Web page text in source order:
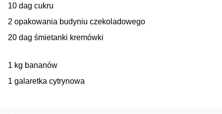
10 dag cukru
2 opakowania budyniu czekoladowego
20 dag śmietanki kremówki
1 kg bananów
1 galaretka cytrynowa